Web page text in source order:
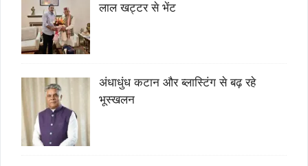
लाल खट्टर से भेंट
अंधाधुंध कटान और ब्लास्टिंग से बढ़ रहे
भूस्खलन